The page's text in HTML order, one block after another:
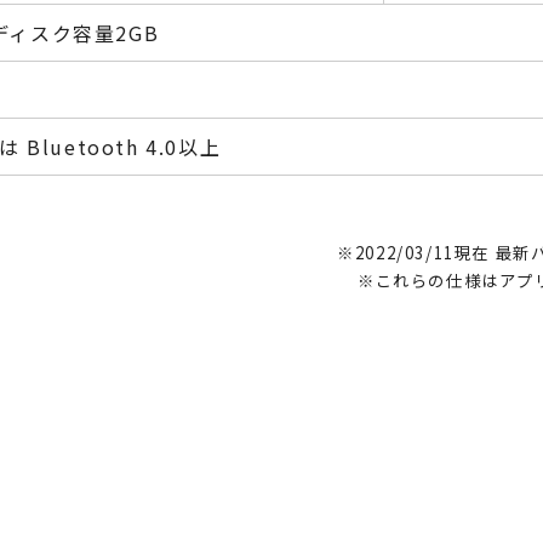
ィスク容量2GB
Bluetooth 4.0以上
※2022/03/11現在 最新
※これらの仕様はアプ